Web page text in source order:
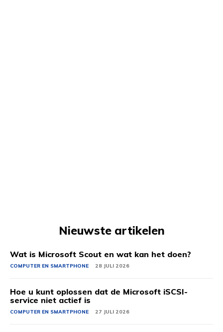
Nieuwste artikelen
Wat is Microsoft Scout en wat kan het doen?
COMPUTER EN SMARTPHONE 28 JULI 2026
Hoe u kunt oplossen dat de Microsoft iSCSI-
service niet actief is
COMPUTER EN SMARTPHONE 27 JULI 2026